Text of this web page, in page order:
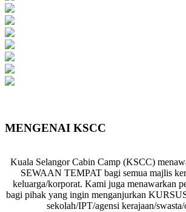
MENGENAI KSCC
Kuala Selangor Cabin Camp (KSCC)
SEWAAN TEMPAT bagi semua majlis
keluarga/korporat. Kami juga menawarkan
bagi pihak yang ingin menganjurkan
sekolah/IPT/agensi kerajaan/